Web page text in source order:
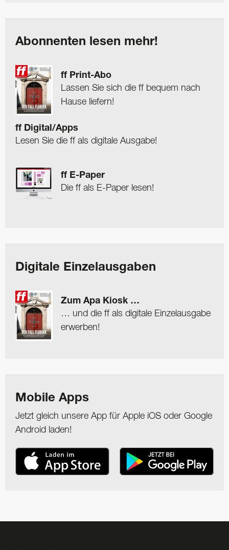
Abonnenten lesen mehr!
ff Print-Abo
Lassen Sie sich die ff bequem nach
Hause liefern!
ff Digital/Apps
Lesen Sie die ff als digitale Ausgabe!
ff E-Paper
Die ff als E-Paper lesen!
Digitale Einzelausgaben
Zum Apa Kiosk …
… und die ff als digitale Einzelausgabe
erwerben!
Mobile Apps
Jetzt gleich unsere App für Apple iOS oder Google
Android laden!